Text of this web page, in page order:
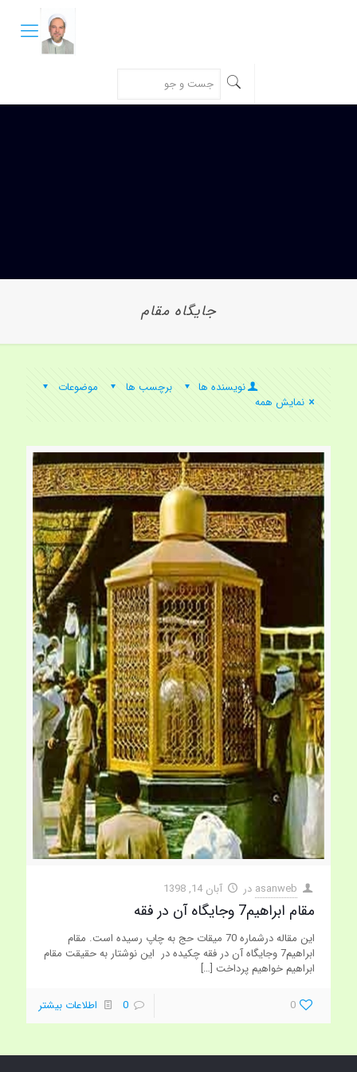
جایگاه مقام
موضوعات برچسب ها
نویسنده ها
نمایش همه
asanweb در آبان 14, 1398
مقام ابراهيم7 وجايگاه آن در فقه
این مقاله درشماره 70 میقات حج به چاپ رسیده است. مقام
ابراهيم7 وجايگاه آن در فقه چکيده در این نوشتار به حقيقت مقام
ابراهیم خواهيم پرداخت […]
0
0 اطلاعات بیشتر